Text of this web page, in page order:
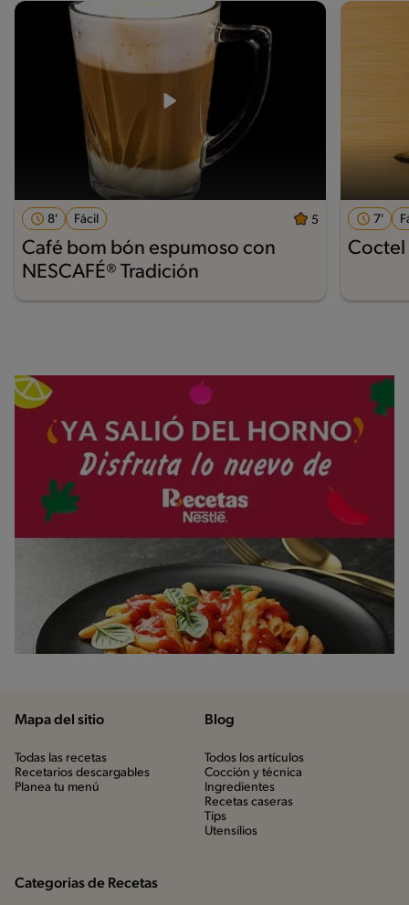
8' Fácil 5
Café bom bón espumoso con
NESCAFÉ® Tradición
7'
Coctel
Mapa del sitio
Todas las recetas
Recetarios descargables
Planea tu menú
Blog
Todos los artículos
Cocción y técnica
Ingredientes
Recetas caseras
Tips
Utensílios
Categorias de Recetas